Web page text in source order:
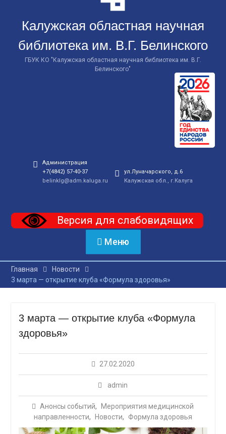
Калужская областная научная
библиотека им. В.Г. Белинского
ГБУК КО "Калужская областная научная библиотека им. В.Г.
Белинского"
Администрация
+7(4842) 57-40-37
belinklg@adm.kaluga.ru
ул.Луначарского, д.6
Калужская обл., г.Калуга
Версия для слабовидящих
Меню
Главная
Новости
3 марта — открытие клуба «Формула здоровья»
3 марта — открытие клуба «Формула
здоровья»
27.02.2020
admin
Анонсы событий,
Мероприятия медицинской
направленности, Новости, Формула здоровья